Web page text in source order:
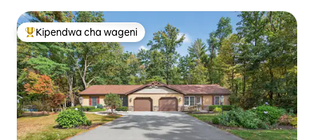
Kipendwa maarufu cha wageni
Kipendwa cha wageni